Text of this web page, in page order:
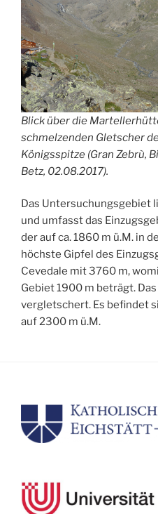
Blick über die
schmelzenden Gletscher
Königsspitze (Gran Zebrù,
Betz, 02.08.2017).
Das Untersuchungsgebiet
und umfasst das
der auf ca. 1860 m ü.M. in
höchste Gipfel des
Cevedale mit 3760 m,
Gebiet 1900 m beträgt.
vergletschert. Es befindet
auf 2300 m ü.M.